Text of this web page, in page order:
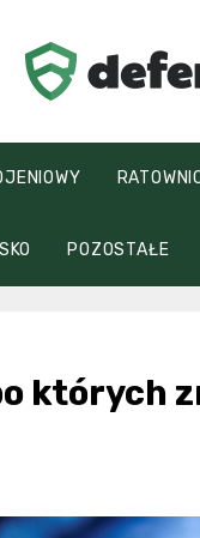
POZOSTAŁE
których